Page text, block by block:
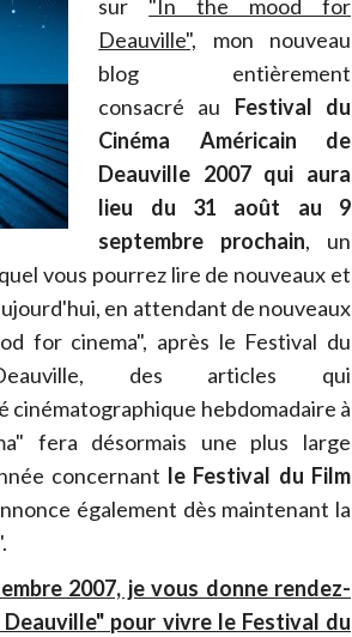
sur "In the mood for
Deauville", mon nouveau
blog entièrement
consacré au Festival du
Cinéma Américain de
Deauville 2007 qui aura
lieu du 31 août au 9
septembre prochain, un
vous pourrez lire de nouveaux et
en attendant de nouveaux
for cinema", après le Festival du
des articles qui
hebdomadaire à
fera désormais une plus large
concernant le Festival du Film
également dès maintenant la
2007, je vous donne rendez-
" pour vivre le Festival du